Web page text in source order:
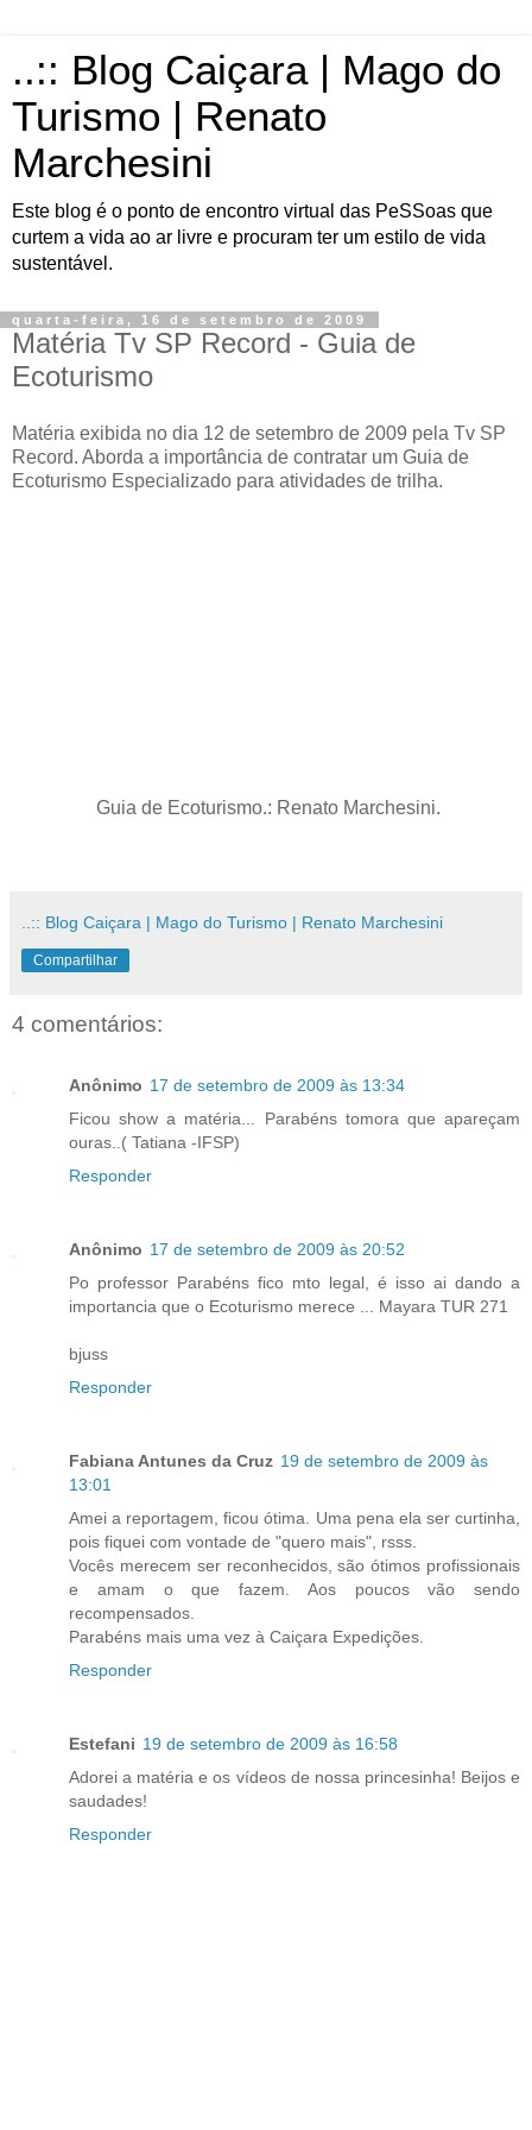
..:: Blog Caiçara | Mago do
Turismo | Renato
Marchesini
Este blog é o ponto de encontro virtual das PeSSoas que
curtem a vida ao ar livre e procuram ter um estilo de vida
sustentável.
quarta-feira, 16 de setembro de 2009
Matéria Tv SP Record - Guia de
Ecoturismo
Matéria exibida no dia 12 de setembro de 2009 pela Tv SP
Record. Aborda a importância de contratar um Guia de
Ecoturismo Especializado para atividades de trilha.
Guia de Ecoturismo.: Renato Marchesini.
..:: Blog Caiçara | Mago do Turismo | Renato Marchesini
Compartilhar
4 comentários:
Anônimo 17 de setembro de 2009 às 13:34
Ficou show a matéria... Parabéns tomora que apareçam
ouras..( Tatiana -IFSP)
Responder
Anônimo 17 de setembro de 2009 às 20:52
Po professor Parabéns fico mto legal, é isso ai dando a
importancia que o Ecoturismo merece ... Mayara TUR 271
bjuss
Responder
Fabiana Antunes da Cruz 19 de setembro de 2009 às
13:01
Amei a reportagem, ficou ótima. Uma pena ela ser curtinha,
pois fiquei com vontade de "quero mais", rsss.
Vocês merecem ser reconhecidos, são ótimos profissionais
e amam o que fazem. Aos poucos vão sendo
recompensados.
Parabéns mais uma vez à Caiçara Expedições.
Responder
Estefani 19 de setembro de 2009 às 16:58
Adorei a matéria e os vídeos de nossa princesinha! Beijos e
saudades!
Responder